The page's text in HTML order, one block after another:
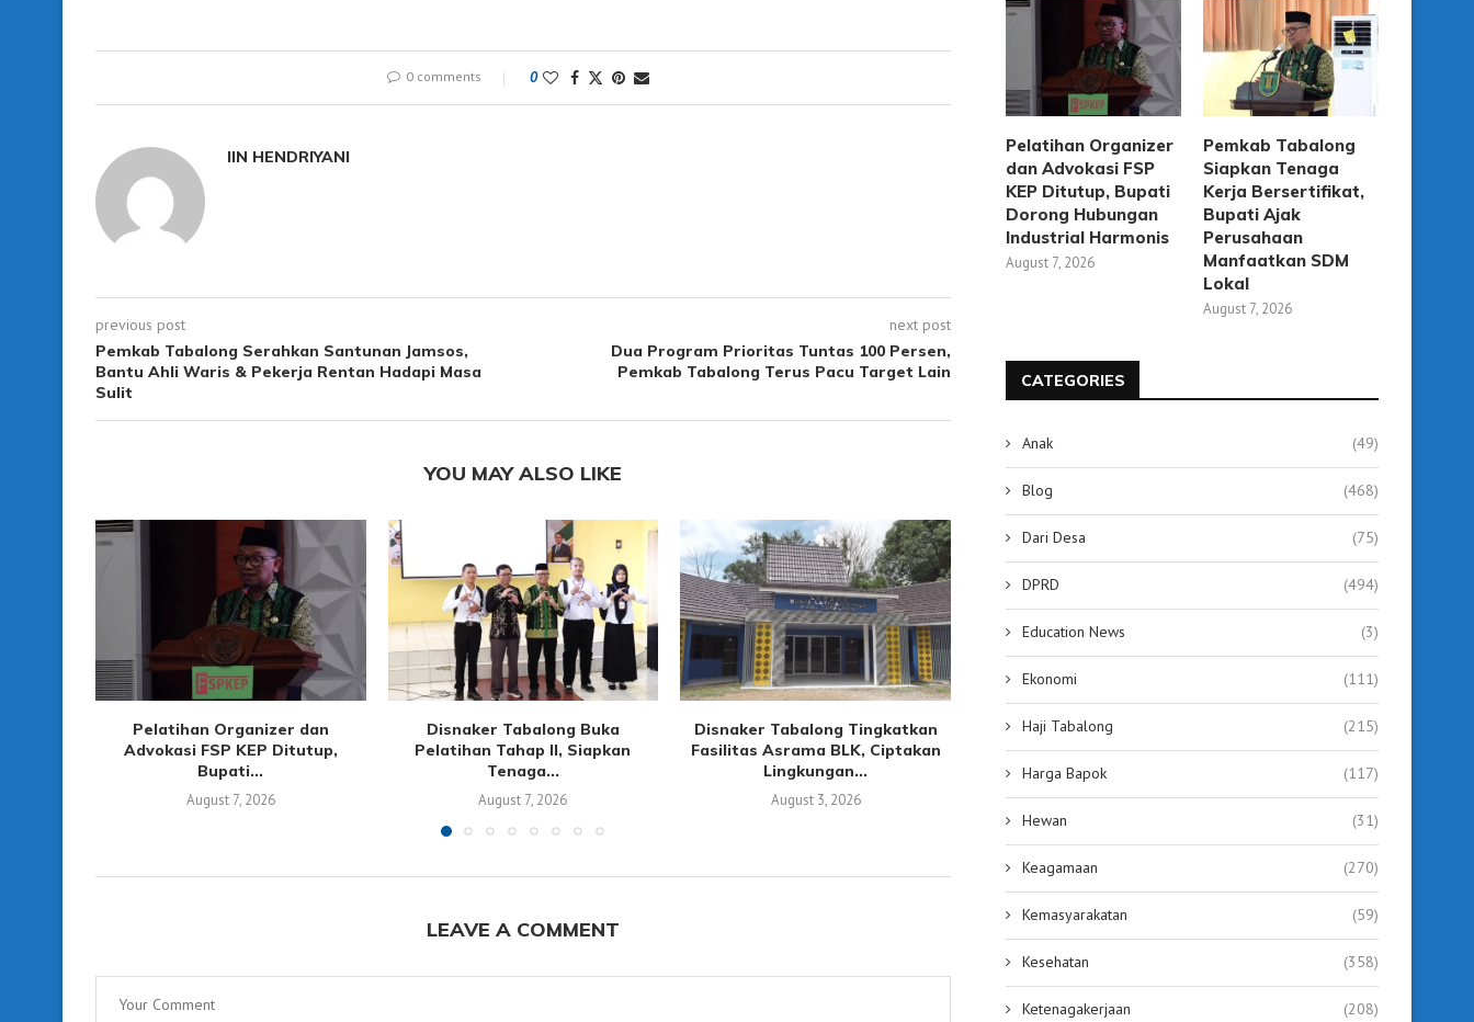
0 comments 0
IIN HENDRIYANI
previous post
Pemkab Tabalong Serahkan Santunan Jamsos,
Bantu Ahli Waris & Pekerja Rentan Hadapi Masa
Sulit
next post
Dua Program Prioritas Tuntas 100 Persen,
Pemkab Tabalong Terus Pacu Target Lain
YOU MAY ALSO LIKE
Pelatihan Organizer dan
Advokasi FSP KEP Ditutup,
Bupati...
August 7, 2026
Disnaker Tabalong Buka
Pelatihan Tahap II, Siapkan
Tenaga...
August 7, 2026
Disnaker Tabalong Tingkatkan
Fasilitas Asrama BLK, Ciptakan
Lingkungan...
August 3, 2026
Tabalong Segera Memiliki
Mediator Hubungan Industrial,
Tunggu Rekomendasi...
August 3, 2026
Bupati Tabalong Buka
Kecakapan Kerja
JIKAMAKA,...
July 30, 2026
LEAVE A COMMENT
Pelatihan Organizer
dan Advokasi FSP
KEP Ditutup, Bupati
Dorong Hubungan
Industrial Harmonis
August 7, 2026
Pemkab Tabalong
Siapkan Tenaga
Kerja Bersertifikat,
Bupati Ajak
Perusahaan
Manfaatkan SDM
Lokal
August 7, 2026
CATEGORIES
Anak (49)
Blog (468)
Dari Desa (75)
DPRD (494)
Education News (3)
Ekonomi (111)
Haji Tabalong (215)
Harga Bapok (117)
Hewan (31)
Keagamaan (270)
Kemasyarakatan (59)
Kesehatan (358)
Ketenagakerjaan (208)